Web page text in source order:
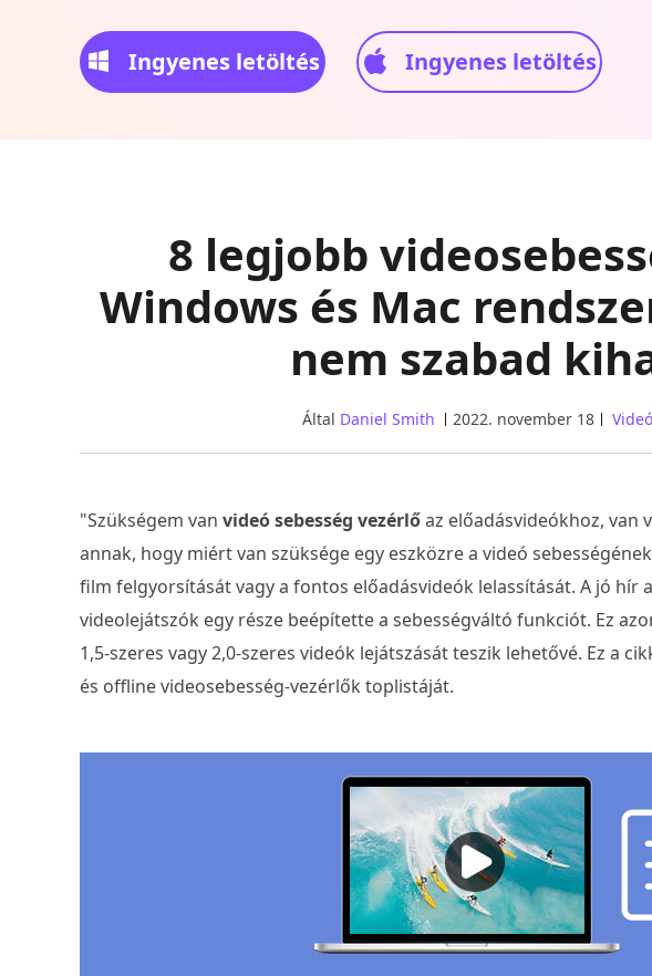
Ingyenes letöltés Ingyenes letöltés
8 legjobb
Windows és Mac
nem szabad
Által Daniel Smith 2022. november 18
"Szükségem van videó sebesség vezérlőaz előadásvideókhoz, van
annak, hogy miért van szüksége egy eszközre a videó
film felgyorsítását vagy a fontos előadásvideók lelassítását. A jó hír
videolejátszók egy része beépítette a sebességváltó funkciót. Ez
1,5-szeres vagy 2,0-szeres videók lejátszását teszik lehetővé. Ez a
és offline videosebesség-vezérlők toplistáját.